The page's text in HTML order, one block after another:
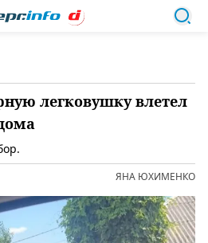
легковушку влетел
ЯНА ЮХИМЕНКО